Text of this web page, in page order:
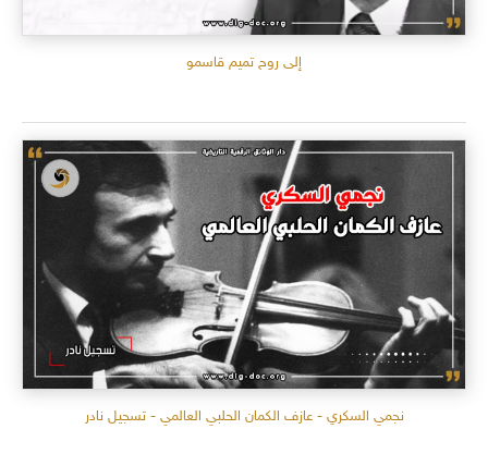
إلى روح تميم قاسمو
نجمي السكري - عازف الكمان الحلبي العالمي - تسجيل نادر